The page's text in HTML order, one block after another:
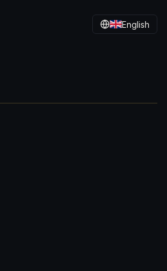
English